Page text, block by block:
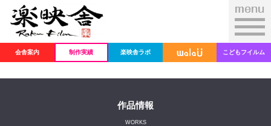
会舎案内 制作実績 楽映舎ラボ こどもフイルム
作品情報
WORKS